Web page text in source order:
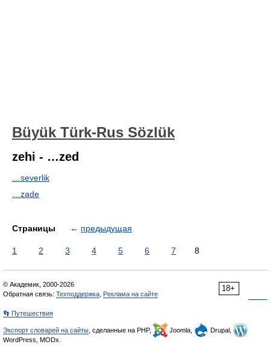
Büyük Türk-Rus Sözlük
zehi - …zed
…severlik
…zade
Страницы ← предыдущая
1 2 3 4 5 6 7 8
18+
© Академик, 2000-2026
Обратная связь: Техподдержка Реклама на сайте
👣 Путешествия
Экспорт словарей на сайты , сделанные на PHP, Joomla,
Drupal,
WordPress, MODx.